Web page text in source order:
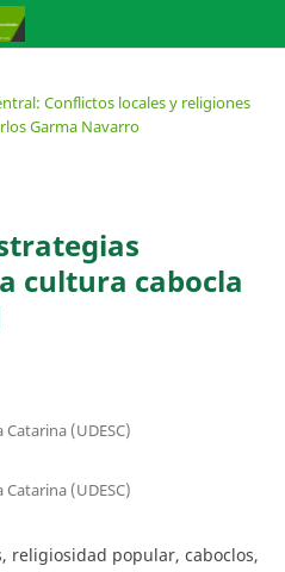
Conflictos locales y religiones
Garma Navarro
cultura cabocla
(UDESC)
(UDESC)
religiosidad popular, caboclos,